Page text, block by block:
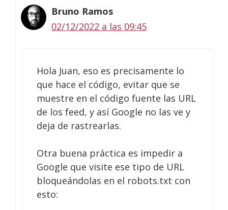
Bruno Ramos
02/12/2022 a las 09:45
Hola Juan, eso es precisamente lo
que hace el código, evitar que se
muestre en el código fuente las URL
de los feed, y así Google no las ve y
deja de rastrearlas.
Otra buena práctica es impedir a
Google que visite ese tipo de URL
bloqueándolas en el robots.txt con
esto: